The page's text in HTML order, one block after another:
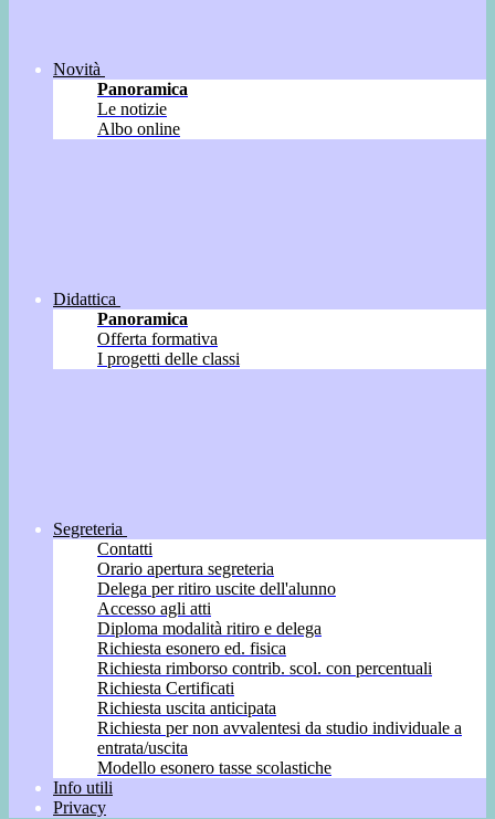
Novità
Panoramica
Le notizie
Albo online
Didattica
Panoramica
Offerta formativa
I progetti delle classi
Segreteria
Contatti
Orario apertura segreteria
Delega per ritiro uscite dell'alunno
Accesso agli atti
Diploma modalità ritiro e delega
Richiesta esonero ed. fisica
Richiesta rimborso contrib. scol. con percentuali
Richiesta Certificati
Richiesta uscita anticipata
Richiesta per non avvalentesi da studio individuale a
entrata/uscita
Modello esonero tasse scolastiche
Info utili
Privacy